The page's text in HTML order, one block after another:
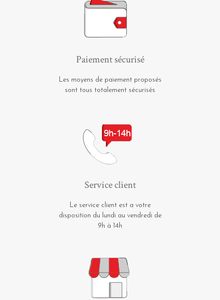
Paiement sécurisé
Les moyens de paiement proposés
sont tous totalement sécurisés
Service client
Le service client est a votre
disposition du lundi au vendredi de
9h à 14h